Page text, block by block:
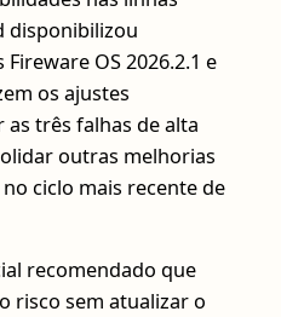
disponibilizou
OS 2026.2.1 e
os ajustes
três falhas de alta
outras melhorias
ciclo mais recente de
recomendado que
risco sem atualizar o